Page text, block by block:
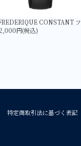
円(税込)
特定商取引法に基づく表記